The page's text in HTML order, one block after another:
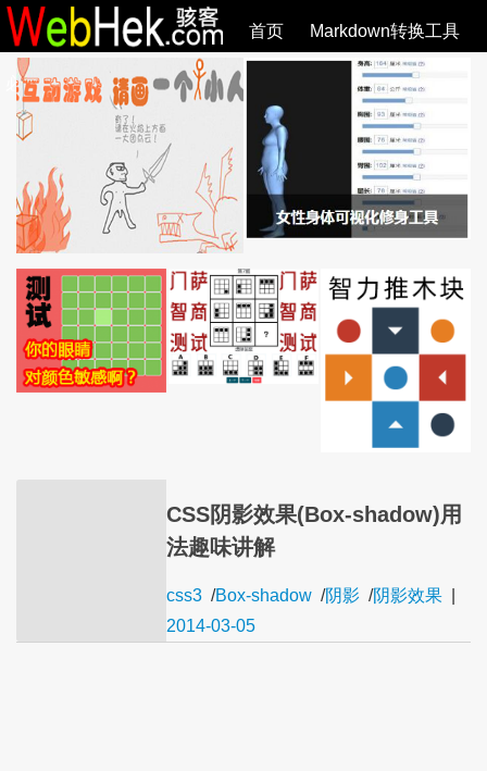
首页 Markdown转换工具
必观作品 SVG教程 SVG手册 全部文章
CSS阴影效果(Box-shadow)用
法趣味讲解
css3 /Box-shadow /阴影 /阴影效果
2014-03-05